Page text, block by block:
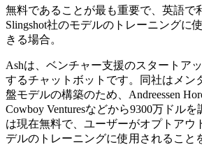
無料であることが最も重要で、英語で
Slingshot社のモデルのトレーニングに
きる場合。
Ashは、ベンチャー支援のスタートア
するチャットボットです。同社はメン
盤モデルの構築のため、Andreessen
Cowboy Venturesなどから9300万ドルを
は現在無料で、ユーザーがオプトアウ
デルのトレーニングに使用されること